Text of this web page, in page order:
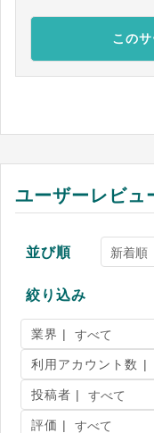
この
ユーザーレビュ
並び順
絞り込み
業界 |
利用アカウント数 |
投稿者 |
評価 |